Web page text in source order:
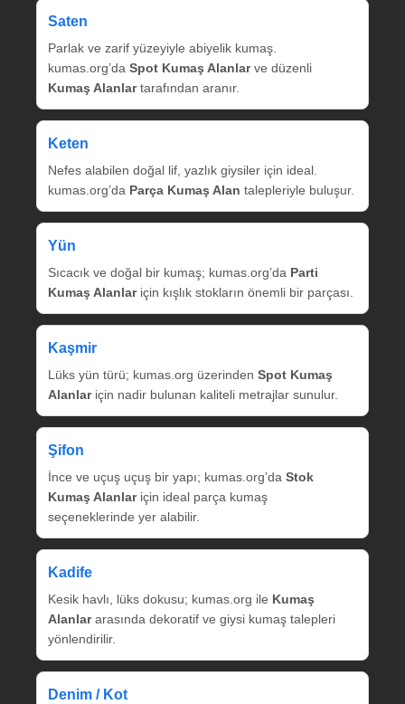
Saten
Parlak ve zarif yüzeyiyle abiyelik kumaş.
kumas.org’da Spot Kumaş Alanlarve düzenli
Kumaş Alanlartarafından aranır.
Keten
Nefes alabilen doğal lif, yazlık giysiler için ideal.
kumas.org’da Parça Kumaş Alan talepleriyle buluşur.
Yün
Sıcacık ve doğal bir kumaş; kumas.org’da Parti
Kumaş Alanlariçin kışlık stokların önemli bir parçası.
Kaşmir
Lüks yün türü; kumas.org üzerinden Spot Kumaş
Alanlariçin nadir bulunan kaliteli metrajlar sunulur.
Şifon
İnce ve uçuş uçuş bir yapı; kumas.org’da Stok
Kumaş Alanlariçin ideal parça kumaş
seçeneklerinde yer alabilir.
Kadife
Kesik havlı, lüks dokusu; kumas.org ile Kumaş
Alanlararasında dekoratif ve giysi kumaş talepleri
yönlendirilir.
Denim / Kot